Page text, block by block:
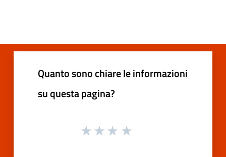
Quanto sono chiare le informazioni
su questa pagina?